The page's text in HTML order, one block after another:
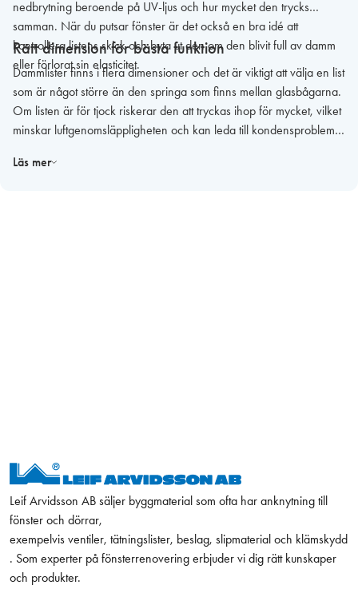
nedbrytning beroende på UV-ljus och hur mycket den trycks
samman. När du putsar fönster är det också en bra idé att
kontrollera listens skick och byta ut den om den blivit full av damm
eller förlorat sin elasticitet.
Rätt dimension för bästa funktion
Dammlister finns i flera dimensioner och det är viktigt att välja en list
som är något större än den springa som finns mellan glasbågarna.
Om listen är för tjock riskerar den att tryckas ihop för mycket, vilket
minskar luftgenomsläppligheten och kan leda till kondensproblem.
tätning och maximal luftcirkulation för att hålla dina fönster rena och
Läs mer
Leif Arvidsson AB säljer byggmaterial som ofta har anknytning till
fönster och dörrar,
exempelvis ventiler, tätningslister, beslag, slipmaterial och klämskydd
. Som experter på fönsterrenovering erbjuder vi dig rätt kunskaper
och produkter.